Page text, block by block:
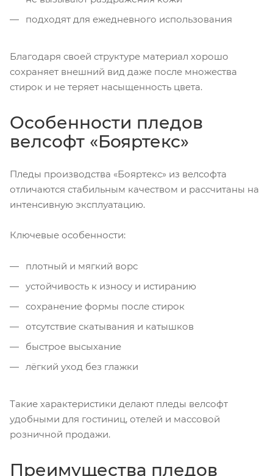
подходят для ежедневного использования
Благодаря своей структуре материал хорошо
сохраняет внешний вид даже после множества
стирок и не теряет насыщенность цвета.
Особенности пледов
велсофт «Бояртекс»
Пледы производства «Бояртекс» из велсофта
отличаются стабильным качеством и рассчитаны на
интенсивную эксплуатацию.
Ключевые особенности:
плотный и мягкий ворс
устойчивость к износу и истиранию
сохранение формы после стирок
отсутствие скатывания и катышков
быстрое высыхание
лёгкий уход без глажки
Такие характеристики делают пледы велсофт
удобными для гостиниц, отелей и массовой
розничной продажи.
Преимущества пледов